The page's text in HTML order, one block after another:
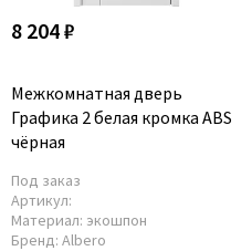
8 204 ₽
Межкомнатная дверь
Графика 2 белая кромка ABS
чёрная
Под заказ
Артикул:
Материал: экошпон
Бренд: Albero